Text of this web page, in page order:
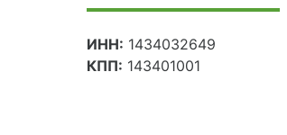
ИНН: 1434032649
КПП: 143401001